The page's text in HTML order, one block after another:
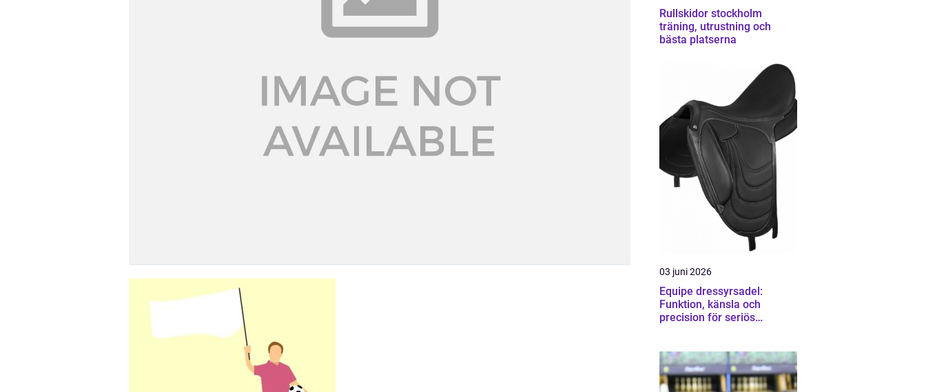
Rullskidor stockholm
träning, utrustning och
bästa platserna
03 juni 2026
Equipe dressyrsadel:
Funktion, känsla och
precision för seriös